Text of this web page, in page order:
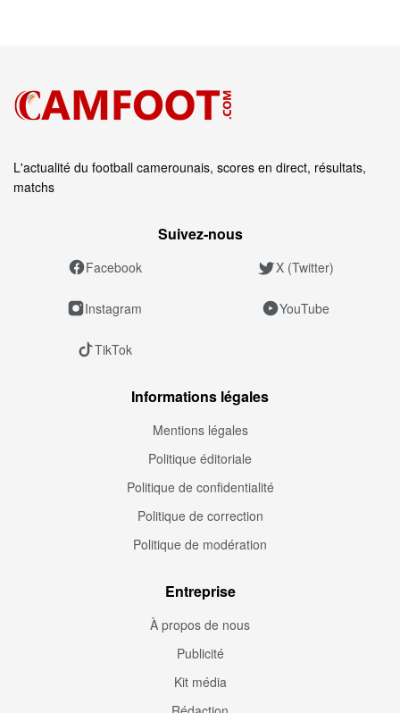
L'actualité du football camerounais, scores en direct, résultats,
matchs
Suivez‑nous
Facebook X (Twitter)
Instagram YouTube
TikTok
Informations légales
Mentions légales
Politique éditoriale
Politique de confidentialité
Politique de correction
Politique de modération
Entreprise
À propos de nous
Publicité
Kit média